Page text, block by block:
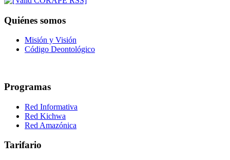
Quiénes somos
Misión y Visión
Código Deontológico
Programas
Red Informativa
Red Kichwa
Red Amazónica
Tarifario